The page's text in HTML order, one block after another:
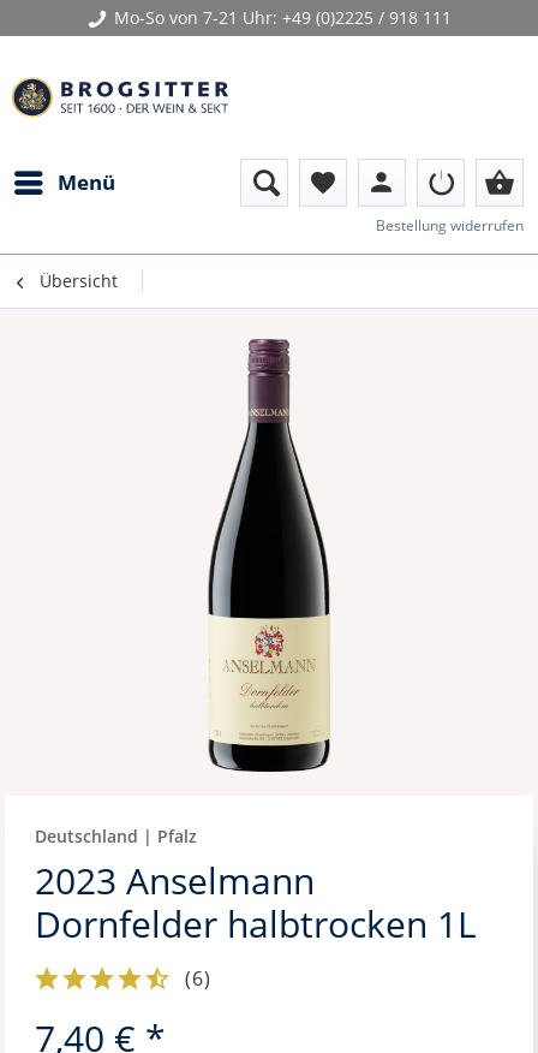
Mo-So von 7-21 Uhr: +49 (0)2225 / 918 111
Menü favorite person shopping_basket
Bestellung widerrufen
Übersicht
Deutschland | Pfalz
2023 Anselmann
Dornfelder halbtrocken 1L
(6)
7,40 € *